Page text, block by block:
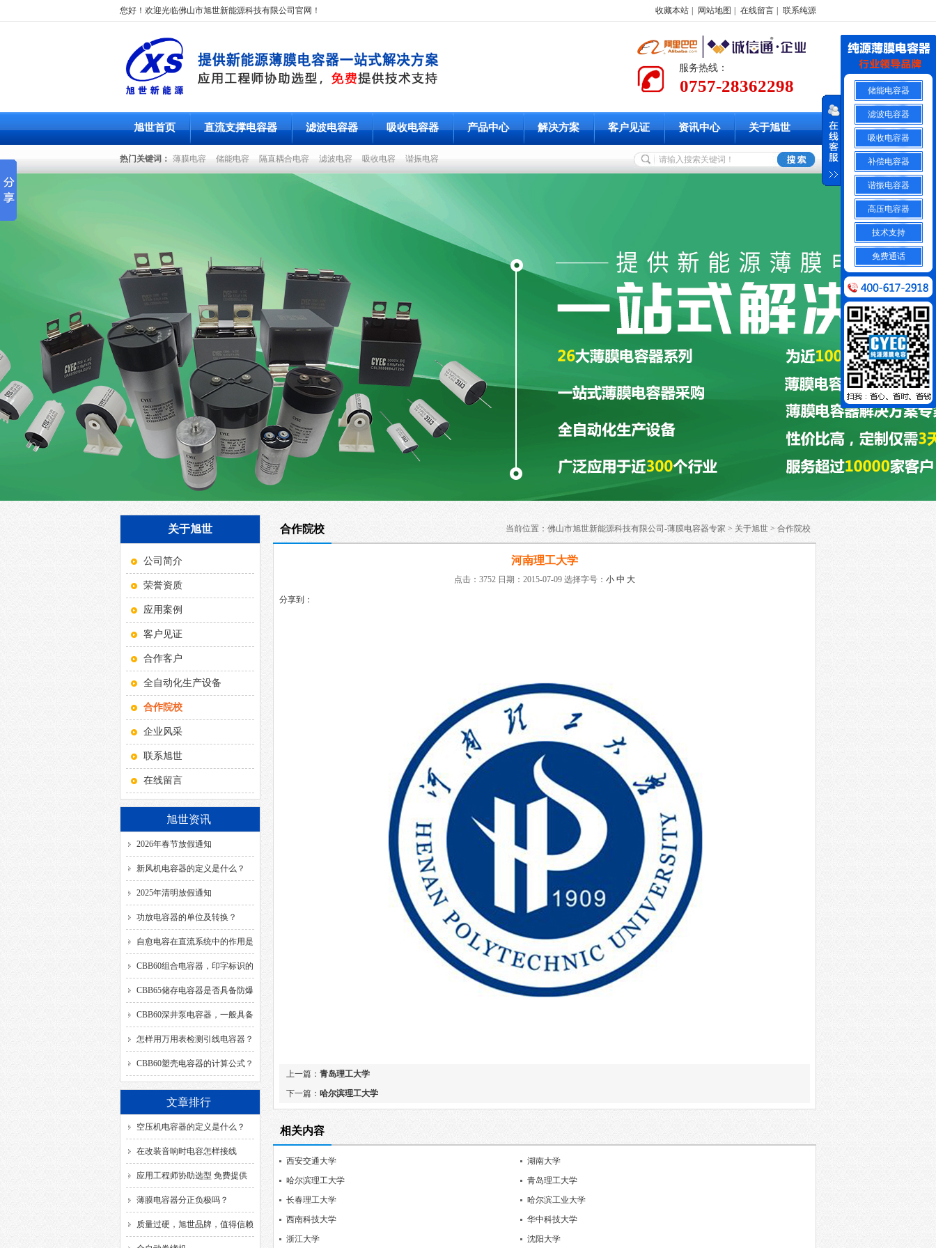
您好！欢迎光临佛山市旭世新能源科技有限公司官网！ 收藏本站 网站地图 在线留言 联系纯源
服务热线：
0757-28362298
旭世首页 直流支撑电容器 滤波电容器 吸收电容器 产品中心 解决方案 客户见证 资讯中心 关于旭世
热门关键词： 薄膜电容 储能电容 隔直耦合电容 滤波电容 吸收电容 谐振电容
关于旭世
公司简介
荣誉资质
应用案例
客户见证
合作客户
全自动化生产设备
合作院校
企业风采
联系旭世
在线留言
旭世资讯
2026年春节放假通知
新风机电容器的定义是什么？
2025年清明放假通知
功放电容器的单位及转换？
自愈电容在直流系统中的作用是
什么？
CBB60组合电容器，印字标识的
SH、DB、C、40/85/21、
50/60HZ分别代表什么意思？
CBB65储存电容器是否具备防爆
功能？
CBB60深井泵电容器，一般具备
哪几种引出方式？
怎样用万用表检测引线电容器？
CBB60塑壳电容器的计算公式？
文章排行
空压机电容器的定义是什么？
在改装音响时电容怎样接线
应用工程师协助选型 免费提供
解决方案
薄膜电容器分正负极吗？
质量过硬，旭世品牌，值得信赖
合作院校 当前位置： 佛山市旭世新能源科技有限公司-薄膜电容器专家 > 关于旭世 > 合作院校
河南理工大学
点击：3752 日期：2015-07-09 选择字号： 小 中 大
分享到：
上一篇： 青岛理工大学
下一篇： 哈尔滨理工大学
相关内容
西安交通大学
湖南大学
哈尔滨理工大学
青岛理工大学
长春理工大学
哈尔滨工业大学
西南科技大学
华中科技大学
浙江大学
沈阳大学
储能电容器
滤波电容器
吸收电容器
补偿电容器
谐振电容器
高压电容器
技术支持
免费通话